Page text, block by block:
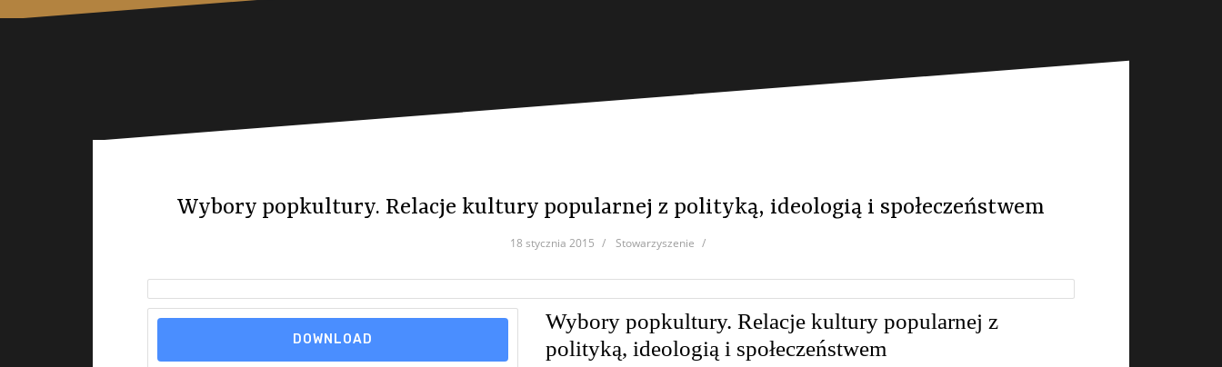
Wybory popkultury. Relacje kultury popularnej z polityką, ideologią i społeczeństwem
18 stycznia 2015 Stowarzyszenie
DOWNLOAD
Wybory popkultury. Relacje kultury popularnej z
polityką, ideologią i społeczeństwem